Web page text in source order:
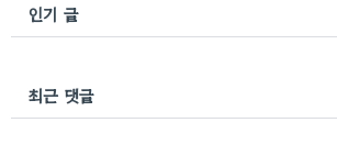
인기 글
최근 댓글